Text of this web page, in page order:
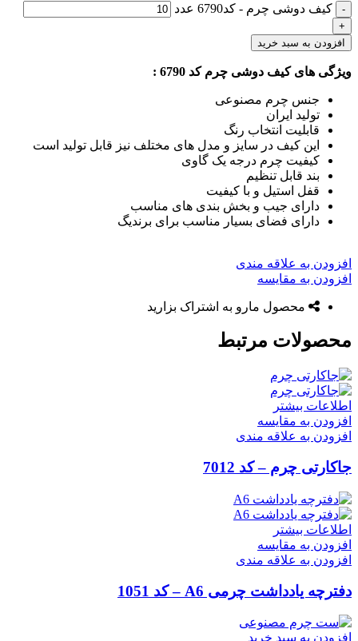
کیف دوشی چرم - کد6790 عدد
افزودن به سبد خرید
ویژگی های کیف دوشی چرم کد 6790 :
جنس چرم مصنوعی
تولید ایران
قابلیت انتخاب رنگ
این کیف در سایز و مدل های مختلف نیز قابل تولید است
کیفیت چرم درجه یک گاوی
بند قابل تنظیم
قفل استیل و با کیفیت
دارای جیب و بخش بندی های مناسب
دارای فضای بسیار مناسب برای برندیگ
افزودن به علاقه مندی
افزودن به مقایسه
محصول مارو به اشتراک بزارید
محصولات مرتبط
اطلاعات بیشتر
افزودن به مقایسه
افزودن به علاقه مندی
جاکارتی چرم – کد 7012
اطلاعات بیشتر
افزودن به مقایسه
افزودن به علاقه مندی
دفترچه یادداشت چرمی A6 – کد 1051
افزودن به سبد خرید